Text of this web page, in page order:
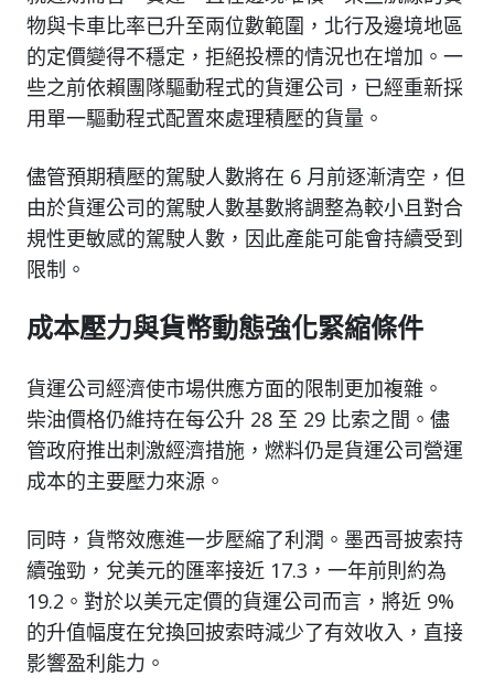
物與卡車比率已升至兩位數範圍，北行及邊境地區
的定價變得不穩定，拒絕投標的情況也在增加。一
些之前依賴團隊驅動程式的貨運公司，已經重新採
用單一驅動程式配置來處理積壓的貨量。
儘管預期積壓的駕駛人數將在 6 月前逐漸清空，但
由於貨運公司的駕駛人數基數將調整為較小且對合
規性更敏感的駕駛人數，因此產能可能會持續受到
限制。
成本壓力與貨幣動態強化緊縮條件
貨運公司經濟使市場供應方面的限制更加複雜。
柴油價格仍維持在每公升 28 至 29 比索之間。儘
管政府推出刺激經濟措施，燃料仍是貨運公司營運
成本的主要壓力來源。
同時，貨幣效應進一步壓縮了利潤。墨西哥披索持
續強勁，兌美元的匯率接近 17.3，一年前則約為
19.2。對於以美元定價的貨運公司而言，將近 9%
的升值幅度在兌換回披索時減少了有效收入，直接
影響盈利能力。